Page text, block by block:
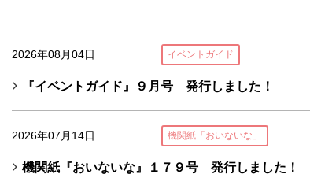
2026年08月04日 イベントガイド
『イベントガイド』９月号 発行しました！
2026年07月14日 機関紙「おいないな」
機関紙『おいないな』１７９号 発行しました！